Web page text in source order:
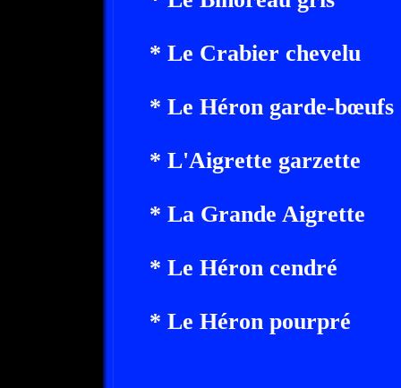
* Le Crabier chevelu
* Le Héron garde-bœufs
* L'Aigrette garzette
* La Grande Aigrette
* Le Héron cendré
* Le Héron pourpré